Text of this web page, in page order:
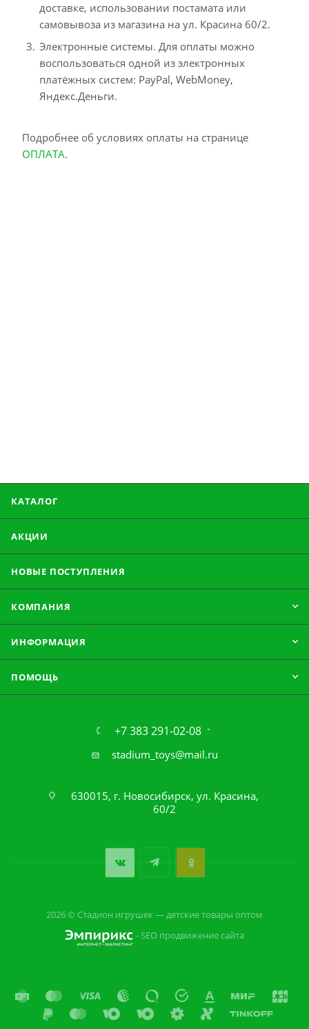
доставке, использовании постамата или
самовывоза из магазина на ул. Красина 60/2.
Электронные системы. Для оплаты можно
воспользоваться одной из электронных
платёжных систем: PayPal, WebMoney,
Яндекс.Деньги.
Подробнее об условиях оплаты на странице
ОПЛАТА.
КАТАЛОГ
АКЦИИ
НОВЫЕ ПОСТУПЛЕНИЯ
КОМПАНИЯ
ИНФОРМАЦИЯ
ПОМОЩЬ
+7 383 291-02-08
stadium_toys@mail.ru
630015, г. Новосибирск, ул. Красина,
60/2
2026 © Стадион игрушек — детские товары оптом
- SEO продвижение сайта